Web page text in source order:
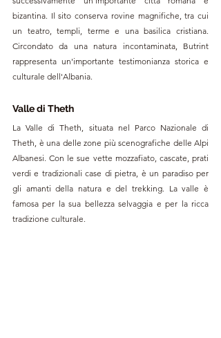
bizantina. Il sito conserva rovine magnifiche, tra cui
un teatro, templi, terme e una basilica cristiana.
Circondato da una natura incontaminata, Butrint
rappresenta un'importante testimonianza storica e
culturale dell'Albania.
Valle di Theth
La Valle di Theth, situata nel Parco Nazionale di
Theth, è una delle zone più scenografiche delle Alpi
Albanesi. Con le sue vette mozzafiato, cascate, prati
verdi e tradizionali case di pietra, è un paradiso per
gli amanti della natura e del trekking. La valle è
famosa per la sua bellezza selvaggia e per la ricca
tradizione culturale.